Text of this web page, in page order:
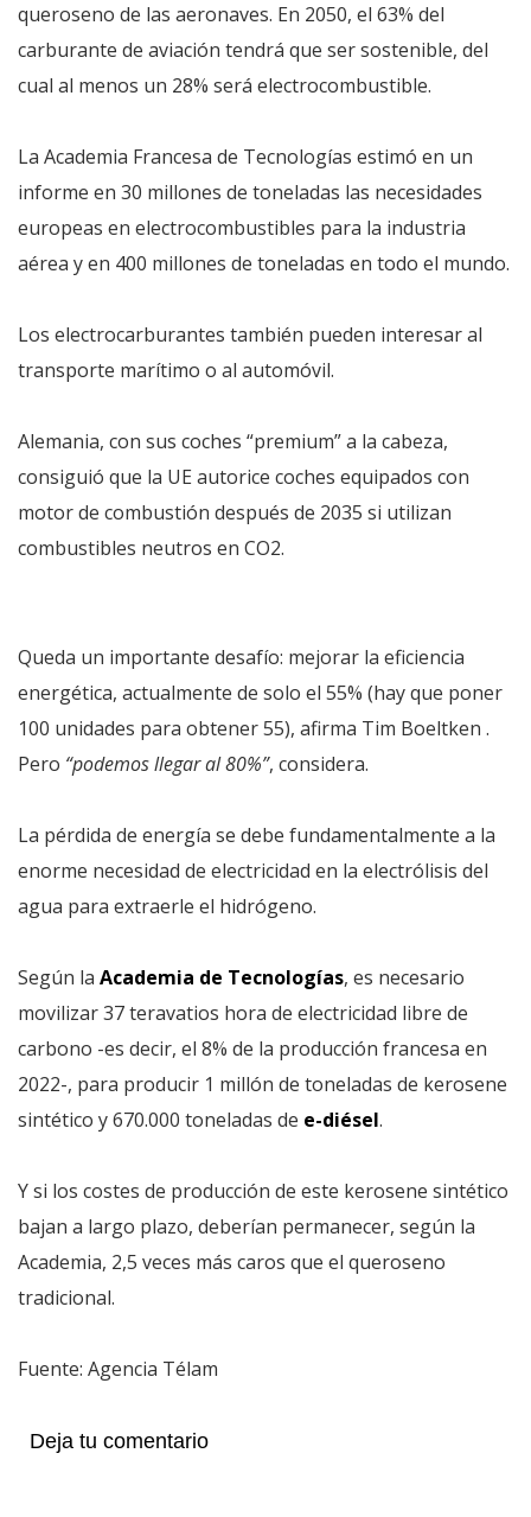
queroseno de las aeronaves. En 2050, el 63% del
carburante de aviación tendrá que ser sostenible, del
cual al menos un 28% será electrocombustible.
La Academia Francesa de Tecnologías estimó en un
informe en 30 millones de toneladas las necesidades
europeas en electrocombustibles para la industria
aérea y en 400 millones de toneladas en todo el mundo.
Los electrocarburantes también pueden interesar al
transporte marítimo o al automóvil.
Alemania, con sus coches “premium” a la cabeza,
consiguió que la UE autorice coches equipados con
motor de combustión después de 2035 si utilizan
combustibles neutros en CO2.
Queda un importante desafío: mejorar la eficiencia
energética, actualmente de solo el 55% (hay que poner
100 unidades para obtener 55), afirma Tim Boeltken .
Pero “podemos llegar al 80%”, considera.
La pérdida de energía se debe fundamentalmente a la
enorme necesidad de electricidad en la electrólisis del
agua para extraerle el hidrógeno.
Según la Academia de Tecnologías, es necesario
movilizar 37 teravatios hora de electricidad libre de
carbono -es decir, el 8% de la producción francesa en
2022-, para producir 1 millón de toneladas de kerosene
sintético y 670.000 toneladas de e-diésel.
Y si los costes de producción de este kerosene sintético
bajan a largo plazo, deberían permanecer, según la
Academia, 2,5 veces más caros que el queroseno
tradicional.
Fuente: Agencia Télam
Deja tu comentario